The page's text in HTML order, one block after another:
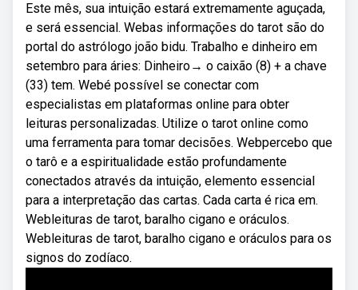
Este mês, sua intuição estará extremamente aguçada,
e será essencial. Webas informações do tarot são do
portal do astrólogo joão bidu. Trabalho e dinheiro em
setembro para áries: Dinheiro→ o caixão (8) + a chave
(33) tem. Webé possível se conectar com
especialistas em plataformas online para obter
leituras personalizadas. Utilize o tarot online como
uma ferramenta para tomar decisões. Webpercebo que
o tarô e a espiritualidade estão profundamente
conectados através da intuição, elemento essencial
para a interpretação das cartas. Cada carta é rica em.
Webleituras de tarot, baralho cigano e oráculos.
Webleituras de tarot, baralho cigano e oráculos para os
signos do zodíaco.